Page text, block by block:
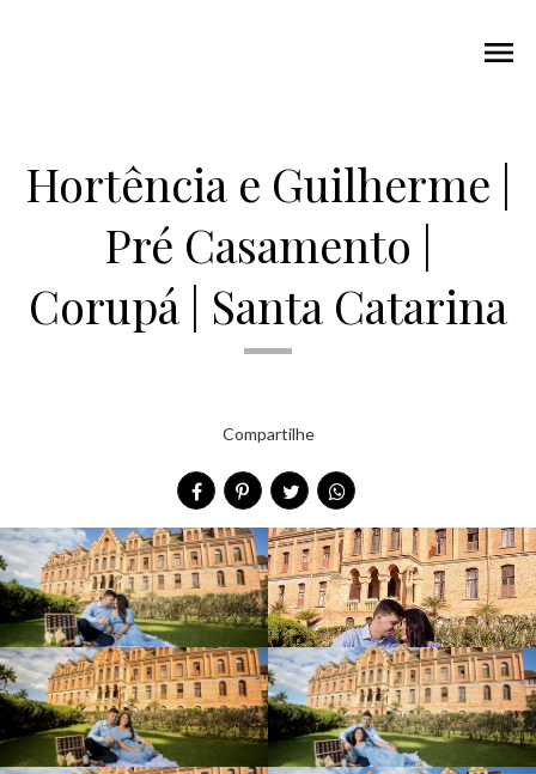
menu
Hortência e Guilherme |
Pré Casamento |
Corupá | Santa Catarina
Compartilhe